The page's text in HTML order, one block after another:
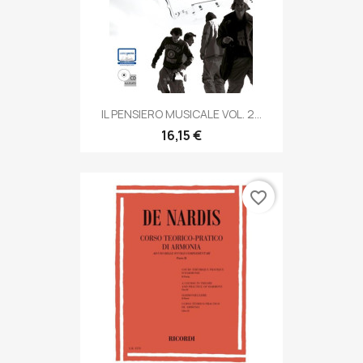
IL PENSIERO MUSICALE VOL. 2...
16,15 €
favorite_border